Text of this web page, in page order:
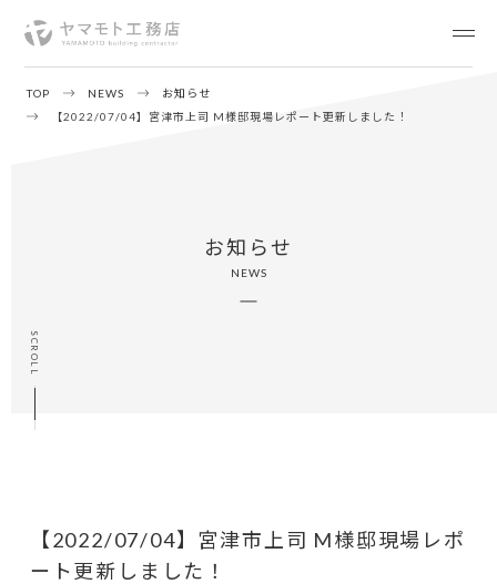
TOP NEWS
お知らせ
【2022/07/04】宮津市上司 M様邸現場レポート更新しました！
SCROLL
お知らせ
NEWS
【2022/07/04】宮津市上司 M様邸現場レポ
ート更新しました！